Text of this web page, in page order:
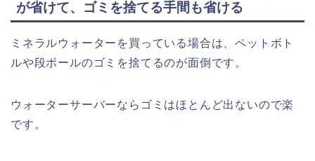
が省けて、ゴミを捨てる手間も省ける
ミネラルウォーターを買っている場合は、ペットボト
ルや段ボールのゴミを捨てるのが面倒です。
ウォーターサーバーならゴミはほとんど出ないので楽
です。